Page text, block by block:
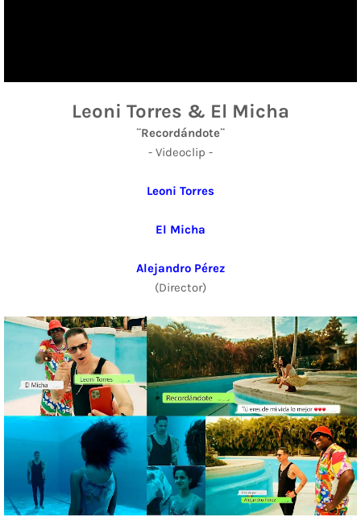
Leoni Torres & El Micha
¨Recordándote¨
- Videoclip -
Leoni Torres
El Micha
Alejandro Pérez
(Director)